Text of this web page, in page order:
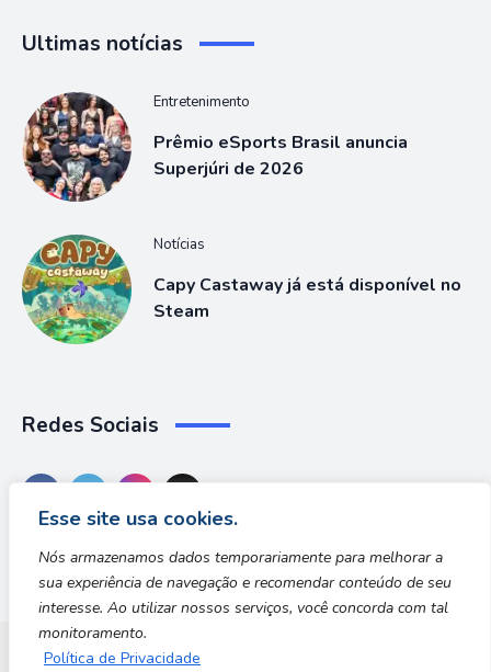
Esse site usa cookies.
Nós armazenamos dados temporariamente para melhorar a
sua experiência de navegação e recomendar conteúdo de seu
interesse. Ao utilizar nossos serviços, você concorda com tal
monitoramento.
Política de Privacidade
Ultimas notícias
Entretenimento
Prêmio eSports Brasil anuncia
Superjúri de 2026
Notícias
Capy Castaway já está disponível no
Steam
Redes Sociais